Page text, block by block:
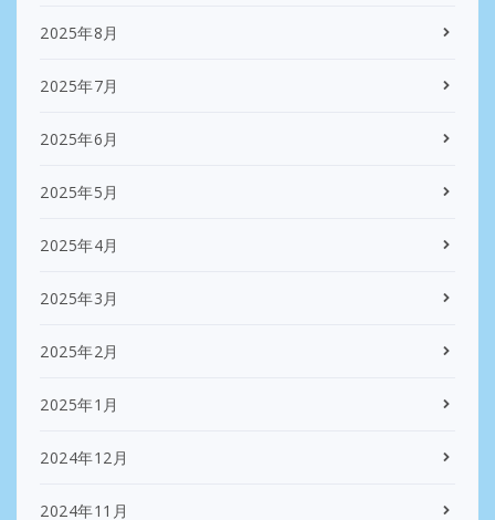
2025年8月
2025年7月
2025年6月
2025年5月
2025年4月
2025年3月
2025年2月
2025年1月
2024年12月
2024年11月